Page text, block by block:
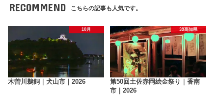
RECOMMEND こちらの記事も人気です。
10月
木曽川鵜飼｜犬山市｜2026
39高知県
第50回土佐赤岡絵金祭り｜香南
市｜2026